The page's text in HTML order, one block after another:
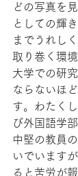
どの写真を
としての輝
までうれし
取り巻く環
大学での研
ならないほ
す。わたく
び外国語学
中堅の教員
いでいます
ると苦労が